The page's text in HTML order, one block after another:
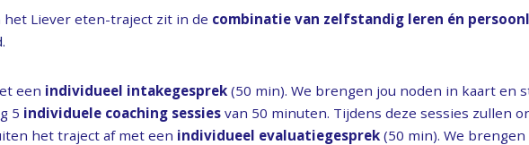
het Liever eten-traject zit in de combinatie van zelfstandig leren én
op pad.
een individueel intakegesprek (50 min). We brengen jou noden in kaart en
5 individuele coaching sessies van 50 minuten. Tijdens deze sessies zullen
het traject af met een individueel evaluatiegesprek (50 min). We